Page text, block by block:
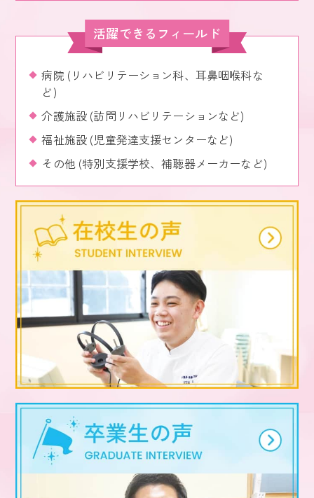
活躍できるフィールド
病院 (リハビリテーション科、耳鼻咽喉科な
ど)
介護施設 (訪問リハビリテーションなど)
福祉施設 (児童発達支援センターなど)
その他 (特別支援学校、補聴器メーカーなど)